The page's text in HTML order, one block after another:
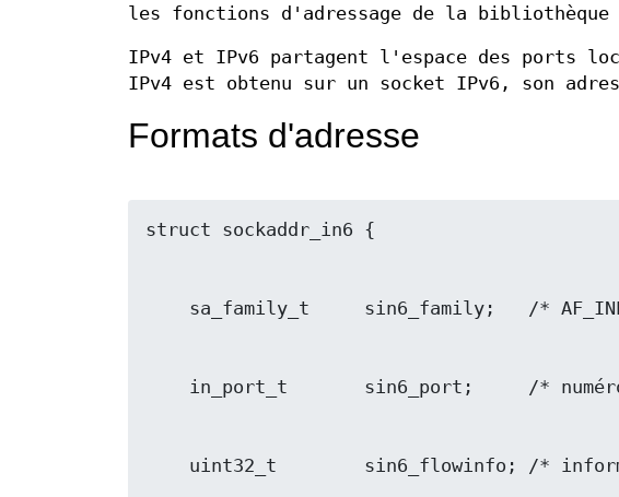
les fonctions d'adressage de la bibliothèque
IPv4 et IPv6 partagent l'espace des ports
IPv4 est obtenu sur un socket IPv6, son
Formats d'adresse